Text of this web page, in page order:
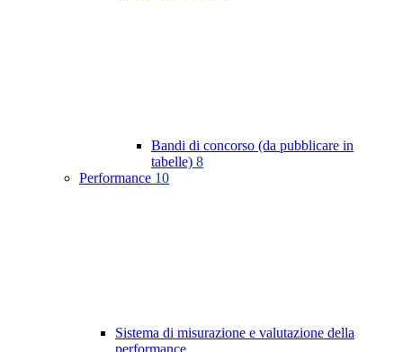
Bandi di concorso (da pubblicare in
tabelle) 8
Performance 10
Sistema di misurazione e valutazione della